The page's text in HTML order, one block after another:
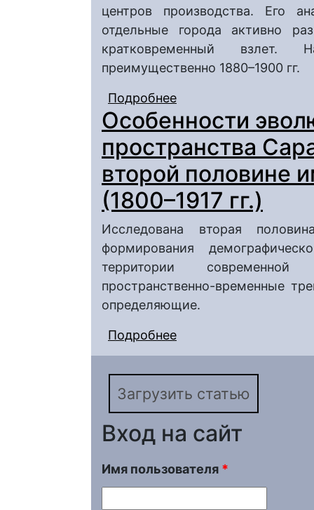
центров производства. Его
отдельные города активно
кратковременный взлет.
преимущественно 1880–1900 гг.
Подробнее
начале XX века:
Особенности
пространства
второй половине
(1800–1917 гг.)
Исследована вторая
формирования
территории
пространственно-временные
определяющие.
Подробнее
Саратовской
(1800–1917 гг.)
Загрузить статью
Вход на сайт
Имя пользователя *